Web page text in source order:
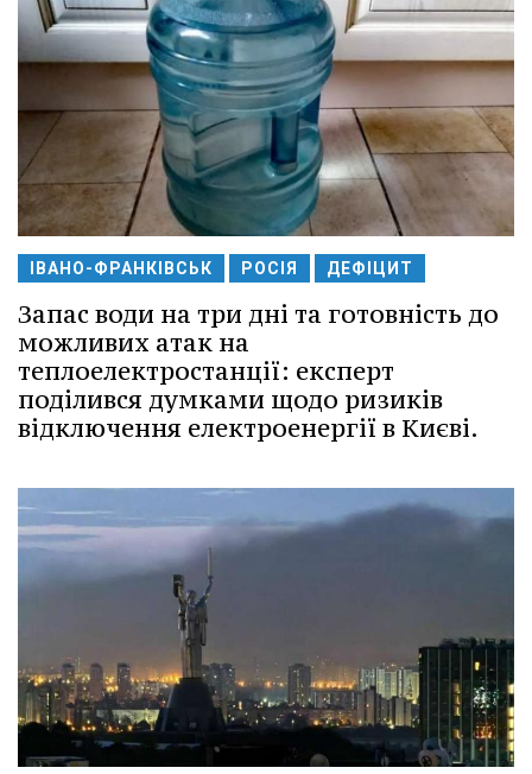
ІВАНО-ФРАНКІВСЬК РОСІЯ ДЕФІЦИТ
Запас води на три дні та готовність до
можливих атак на
теплоелектростанції: експерт
поділився думками щодо ризиків
відключення електроенергії в Києві.